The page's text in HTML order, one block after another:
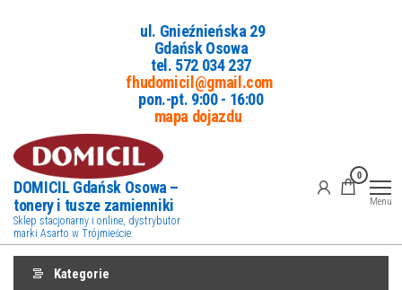
ul. Gnieźnieńska 29
Gdańsk Osowa
tel. 572 034 237
fhudomicil@gmail.com
pon.-pt. 9:00 - 16:00
mapa dojazdu
DOMICIL Gdańsk Osowa –
tonery i tusze zamienniki
Sklep stacjonarny i online, dystrybutor
marki Asarto w Trójmieście.
0
Menu
Kategorie